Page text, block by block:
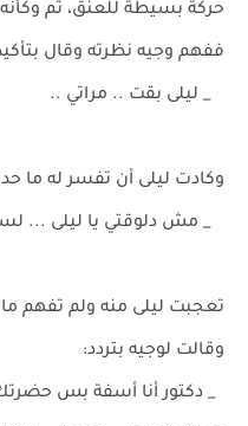
حركة بسيطة للعنق، ثم
ففهم وجيه نظرته وقال
_ ليلى بقت .. مراتي ..
وكادت ليلى أن تفسر له ما
_ مش دلوقتي يا ليلى ...
تعجبت ليلى منه ولم تفهم
وقالت لوجيه بتردد:
_ دكتور أنا أسفة بس